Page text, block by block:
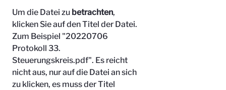
Um die Datei zu betrachten,
klicken Sie auf den Titel der Datei.
Zum Beispiel "20220706
Protokoll 33.
Steuerungskreis.pdf". Es reicht
nicht aus, nur auf die Datei an sich
zu klicken, es muss der Titel